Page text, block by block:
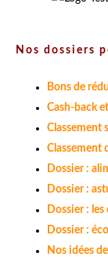
Nos dossiers
Bons de
Cash-back
Classement
Classement
Dossier :
Dossier :
Dossier :
Dossier :
Nos idées